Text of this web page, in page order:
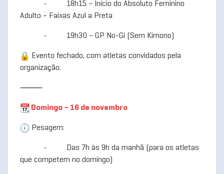
• 18h15 – Início do Absoluto Feminino
Adulto – Faixas Azul a Preta
• 19h30 – GP No-Gi (Sem Kimono)
Evento fechado, com atletas convidados pela
organização.
⸻
Domingo – 16 de novembro
Pesagem:
• Das 7h às 9h da manhã (para os atletas
que competem no domingo)